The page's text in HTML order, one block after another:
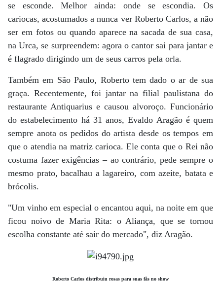
se esconde. Melhor ainda: onde se escondia. Os
cariocas, acostumados a nunca ver Roberto Carlos, a não
ser em fotos ou quando aparece na sacada de sua casa,
na Urca, se surpreendem: agora o cantor sai para jantar e
é flagrado dirigindo um de seus carros pela orla.
Também em São Paulo, Roberto tem dado o ar de sua
graça. Recentemente, foi jantar na filial paulistana do
restaurante Antiquarius e causou alvoroço. Funcionário
do estabelecimento há 31 anos, Evaldo Aragão é quem
sempre anota os pedidos do artista desde os tempos em
que o atendia na matriz carioca. Ele conta que o Rei não
costuma fazer exigências – ao contrário, pede sempre o
mesmo prato, bacalhau a lagareiro, com azeite, batata e
brócolis.
"Um vinho em especial o encantou aqui, na noite em que
ficou noivo de Maria Rita: o Aliança, que se tornou
escolha constante até sair do mercado", diz Aragão.
Roberto Carlos distribuiu rosas para suas fãs no show